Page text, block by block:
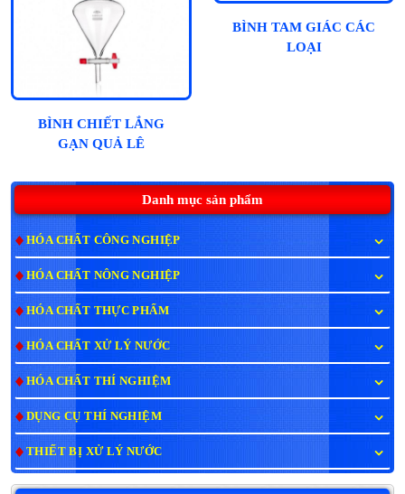
Danh mục sản phẩm
HÓA CHẤT CÔNG NGHIỆP
HÓA CHẤT NÔNG NGHIỆP
HÓA CHẤT THỰC PHẨM
HÓA CHẤT XỬ LÝ NƯỚC
HÓA CHẤT THÍ NGHIỆM
DỤNG CỤ THÍ NGHIỆM
THIẾT BỊ XỬ LÝ NƯỚC
BÌNH CHIẾT LẮNG
GẠN QUẢ LÊ
BÌNH TAM GIÁC CÁC
LOẠI